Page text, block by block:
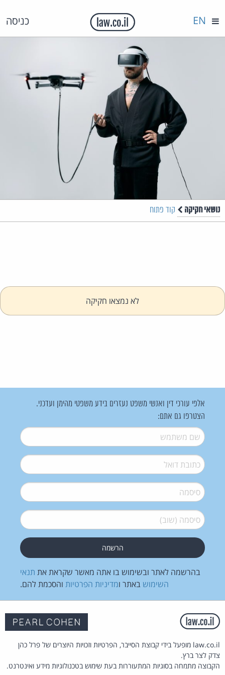
כניסה EN
נושאי חקיקה קוד פתוח
לא נמצאו חקיקה
אלפי עורכי דין ואנשי משפט נעזרים בידע משפטי מהימן ועדכני.
הצטרפו גם אתם:
שם משתמש*
דואל*
סיסמה*
סיסמה (שוב)*
בהרשמה לאתר ובשימוש בו אתה מאשר שקראת את תנאי
השימוש באתר ומדיניות הפרטיות והסכמת להם.
law.co.il מופעל בידי קבוצת הסייבר, הפרטיות וזכויות היוצרים של פרל כהן
צדק לצר ברץ.
הקבוצה מתמחה בסוגיות המתעוררות בעת שימוש בטכנולוגיות מידע ואינטרנט.